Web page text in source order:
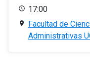
17:00
Facultad de
Administrativas